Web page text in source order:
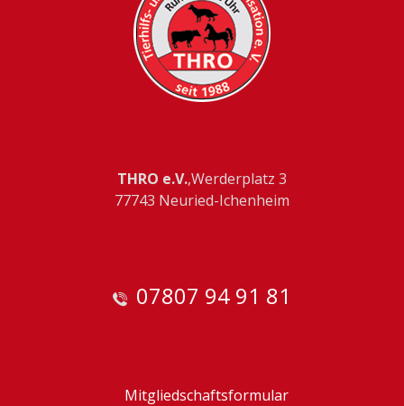
THRO e.V.,Werderplatz 3
77743 Neuried-Ichenheim
07807 94 91 81
Mitgliedschaftsformular